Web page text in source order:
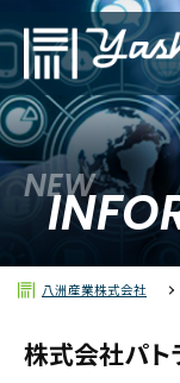
カルロ・ガヴァッツ
クンブス（レブパイ）
ポリラック
NEW
八洲産業株式会社
株式会社パト